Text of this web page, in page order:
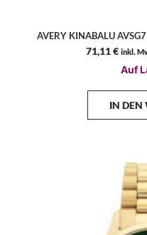
AVERY KINABALU
71,11€ inkl.
Auf
IN DEN